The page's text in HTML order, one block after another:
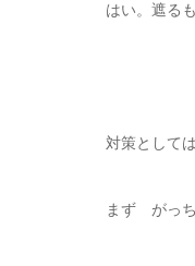
はい。遮る
対策としては
まず がっち